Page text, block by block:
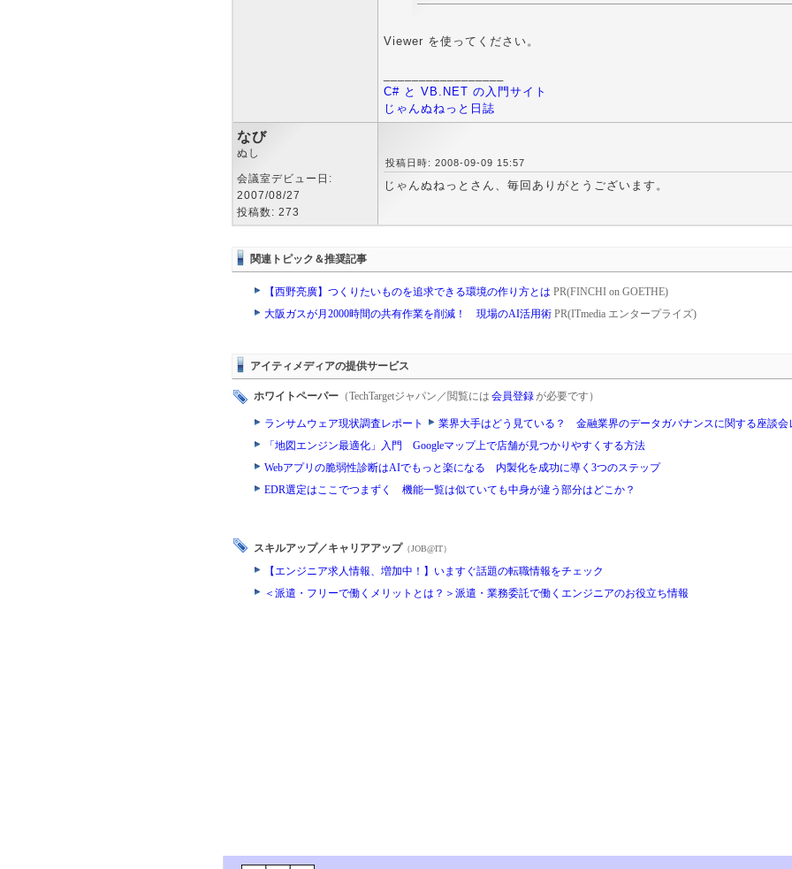
Viewer を使ってください。
C# と VB.NET の入門サイト
じゃんぬねっと日誌
なび
ぬし
会議室デビュー日:
2007/08/27
投稿数: 273
投稿日時: 2008-09-09 15:57
じゃんぬねっとさん、毎回ありがとうございます。
関連トピック＆推奨記事
【西野亮廣】つくりたいものを追求できる環境の作り方とは PR(FINCHI on GOETHE)
大阪ガスが月2000時間の共有作業を削減！ 現場のAI活用術 PR(ITmedia エンタープライズ)
アイティメディアの提供サービス
ホワイトペーパー （TechTargetジャパン／閲覧には 会員登録が必要です）
ランサムウェア現状調査レポート
業界大手はどう見ている？ 金融業界のデータガバナンスに関する座談会
「地図エンジン最適化」入門 Googleマップ上で店舗が見つかりやすくする方法
Webアプリの脆弱性診断はAIでもっと楽になる 内製化を成功に導く3つのステップ
EDR選定はここでつまずく 機能一覧は似ていても中身が違う部分はどこか？
スキルアップ／キャリアアップ （JOB@IT）
【エンジニア求人情報、増加中！】いますぐ話題の転職情報をチェック
＜派遣・フリーで働くメリットとは？＞派遣・業務委託で働くエンジニアのお役立ち情報